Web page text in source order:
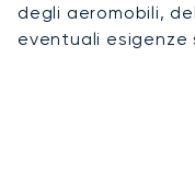
mondo. A
gestione discreta
degli aeromobili,
eventuali esigenze